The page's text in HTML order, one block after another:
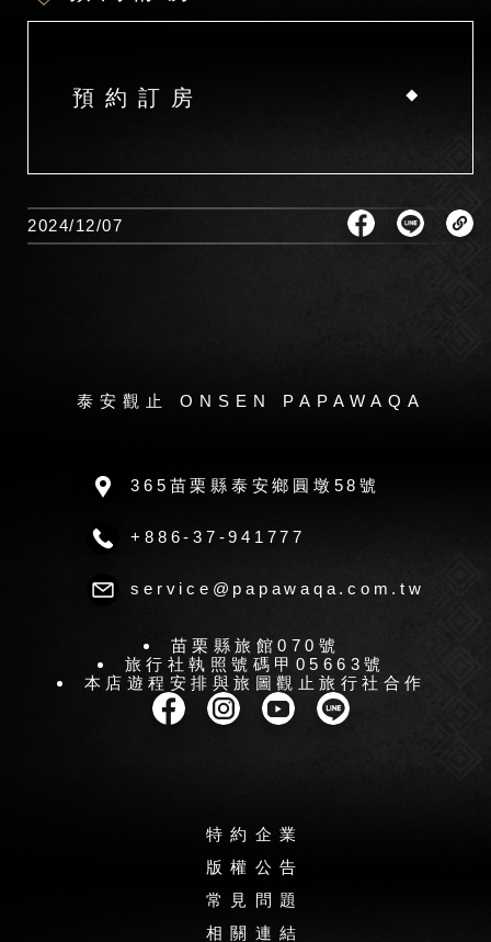
預約訂房
2024/12/07
泰安觀止 ONSEN PAPAWAQA
365苗栗縣泰安鄉圓墩58號
+886-37-941777
service@papawaqa.com.tw
苗栗縣旅館070號
旅行社執照號碼甲05663號
本店遊程安排與旅圖觀止旅行社合作
特約企業
版權公告
常見問題
相關連結